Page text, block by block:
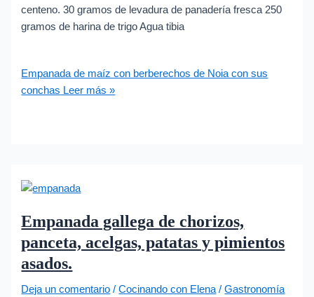
centeno. 30 gramos de levadura de panadería fresca 250
gramos de harina de trigo Agua tibia
Empanada de maíz con berberechos de Noia con sus
conchas Leer más »
Empanada gallega de chorizos,
panceta, acelgas, patatas y pimientos
asados.
Deja un comentario /Cocinando con Elena /Gastronomía